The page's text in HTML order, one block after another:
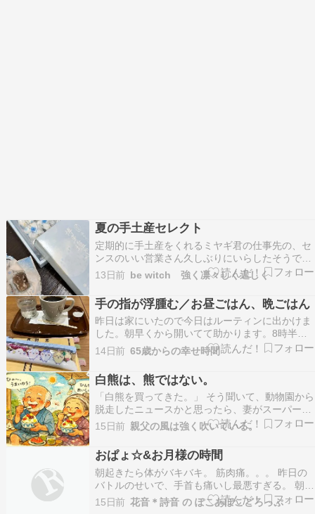
夏の手土産セレクト
定期的に手土産をくれるミヤギ君の仕事先の、セ
ンスのいい営業さん久しぶりにいらしたそうでお
土産いただきました博多の塩わらび餅玄界塩が使
われていますクリーミーな練乳餡入り別添えのき
な粉をかけても美味もちもち食感夏ミカン羊羮酸
味がきいていて、ゼリーみたい自家製餡だそうで
す夏らしい清涼…
13日前 be witch 強く凛々しく逞しく
手の指が浮腫む／お昼ごはん、晩ごはん
昨日は家にいたので今日はルーティンに出かけま
した。朝早くから開いてて助かります。8時半前
は出勤前の人と私と同じように早く出かけた人で
一杯ですね。カフェ活～～〓その後はスーパーで
買い物。３袋（とサブバッグ）で重たかった、、
夫が２回の集まりから戻ってきた。お昼ごはんは
レンジで出来る…
14日前 65歳からの幸せ時間
白熊は、熊ではない。
「白熊を買ってきた。」 そう聞いて、動物園から
脱走したニュースかと思ったら、妻がスーパーの
袋から取り出したのは、福岡県久留米市の丸永製
菓（株）製九州名物「白熊」というアイスであっ
た。 このアイス、「白熊」という名前が実にい
い。 何しろ、袋を開ける前から涼しい。 「南極
ペンギンア…
15日前 親父の風は強く吹いている。
おぱょ☆&お月様の時間
朝起きたら体がバキバキ。 筋肉痛。。。 昨日の
バトルのせいで、手首も痛いし最悪すぎる。 朝も
謝罪なし。 余計な会話もなし。 朝ごはんはみか
んゼリー、ちびかのさんはトースト半分。 クリチ
15日前 花音＊詩音 の ぽこあぽこどろっぷ